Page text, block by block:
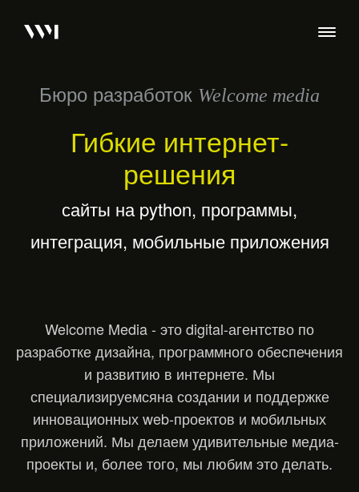
Бюро разработок Welcome media
Гибкие интернет-
решения
сайты на python, программы,
интеграция, мобильные приложения
Welcome Media - это digital-агентство по
разработке дизайна, программного обеспечения
и развитию в интернете. Мы
специализируемсяна создании и поддержке
инновационных web-проектов и мобильных
приложений. Мы делаем удивительные медиа-
проекты и, более того, мы любим это делать.